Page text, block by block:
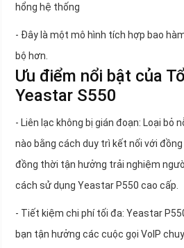
hổng hệ thống
- Đây là một mô hình tích hợp bao
bộ hơn.
Ưu điểm nổi bật của
Yeastar S550
- Liên lạc không bị gián đoạn: Loại bỏ
nào bằng cách duy trì kết nối với
đồng thời tận hưởng trải nghiệm
cách sử dụng Yeastar P550 cao cấp.
- Tiết kiệm chi phí tối đa: Yeastar
bạn tận hưởng các cuộc gọi VoIP